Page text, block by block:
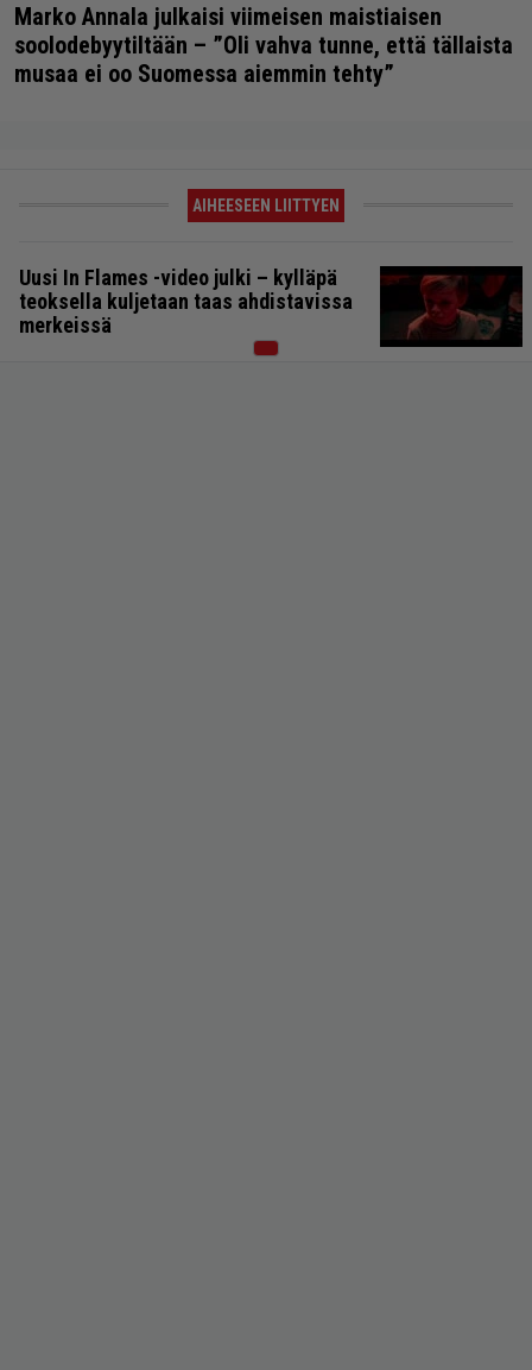
Marko Annala julkaisi viimeisen maistiaisen
soolodebyytiltään – ”Oli vahva tunne, että tällaista
musaa ei oo Suomessa aiemmin tehty”
AIHEESEEN LIITTYEN
Uusi In Flames -video julki – kylläpä
teoksella kuljetaan taas ahdistavissa
merkeissä